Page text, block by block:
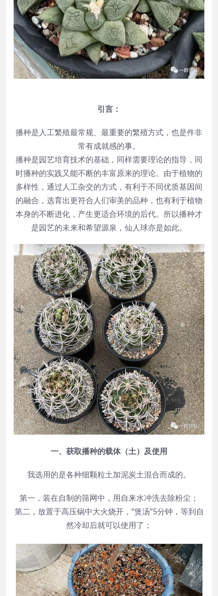
引言：
播种是人工繁殖最常规、最重要的繁殖方式，也是件非
常有成就感的事。
播种是园艺培育技术的基础，同样需要理论的指导，同
时播种的实践又能不断的丰富原来的理论。 由于植物的
多样性，通过人工杂交的方式，有利于不同优质基因间
的融合，选育出更符合人们审美的品种，也有利于植物
本身的不断进化，产生更适合环境的后代。所以播种才
是园艺的未来和希望源泉，仙人球亦是如此。
一、获取播种的载体（土）及使用
我选用的是各种细颗粒土加泥炭土混合而成的。
第一，装在自制的筛网中，用自来水冲洗去除粉尘；
第二，放置于高压锅中大火烧开，“煲汤”5分钟，等到自
然冷却后就可以使用了；